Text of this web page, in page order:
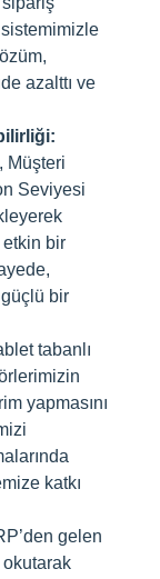
azalttı ve
Müşteri
Seviyesi
bir
bir
tabanlı
yapmasını
katkı
gelen